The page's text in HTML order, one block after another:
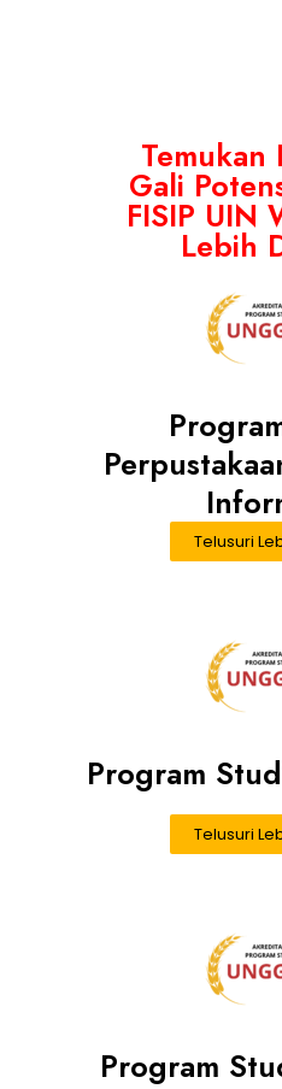
Temukan
Gali
FISIP UIN
Lebih
Telusuri
Program
Telusuri
Program